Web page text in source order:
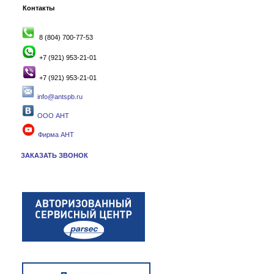
Контакты
8 (804) 700-77-53
+7 (921) 953-21-01
+7 (921) 953-21-01
info@antspb.ru
ООО АНТ
Фирма АНТ
ЗАКАЗАТЬ ЗВОНОК